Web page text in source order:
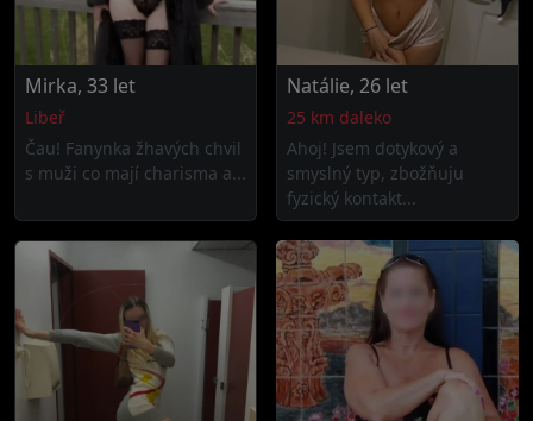
Mirka, 33 let
Libeř
Čau! Fanynka žhavých chvil
s muži co mají charisma a...
Natálie, 26 let
25 km daleko
Ahoj! Jsem dotykový a
smyslný typ, zbožňuju
fyzický kontakt...